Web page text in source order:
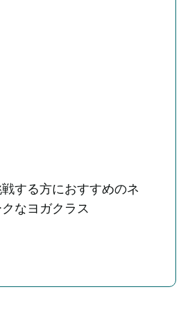
する方におすすめのネ
なヨガクラス